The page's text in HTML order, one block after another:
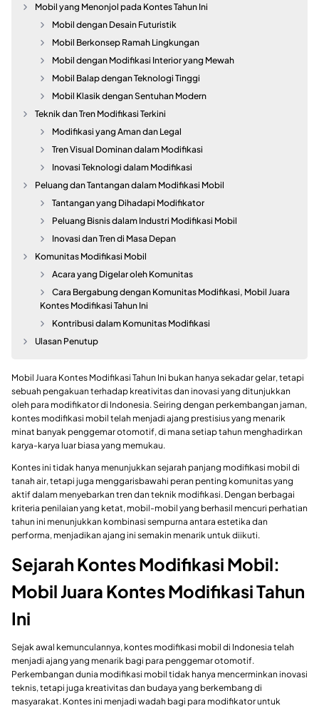
Mobil yang Menonjol pada Kontes Tahun Ini
Mobil dengan Desain Futuristik
Mobil Berkonsep Ramah Lingkungan
Mobil dengan Modifikasi Interior yang Mewah
Mobil Balap dengan Teknologi Tinggi
Mobil Klasik dengan Sentuhan Modern
Teknik dan Tren Modifikasi Terkini
Modifikasi yang Aman dan Legal
Tren Visual Dominan dalam Modifikasi
Inovasi Teknologi dalam Modifikasi
Peluang dan Tantangan dalam Modifikasi Mobil
Tantangan yang Dihadapi Modifikator
Peluang Bisnis dalam Industri Modifikasi Mobil
Inovasi dan Tren di Masa Depan
Komunitas Modifikasi Mobil
Acara yang Digelar oleh Komunitas
Cara Bergabung dengan Komunitas Modifikasi, Mobil Juara
Kontes Modifikasi Tahun Ini
Kontribusi dalam Komunitas Modifikasi
Ulasan Penutup
Mobil Juara Kontes Modifikasi Tahun Ini bukan hanya sekadar gelar, tetapi
sebuah pengakuan terhadap kreativitas dan inovasi yang ditunjukkan
oleh para modifikator di Indonesia. Seiring dengan perkembangan jaman,
kontes modifikasi mobil telah menjadi ajang prestisius yang menarik
minat banyak penggemar otomotif, di mana setiap tahun menghadirkan
karya-karya luar biasa yang memukau.
Kontes ini tidak hanya menunjukkan sejarah panjang modifikasi mobil di
tanah air, tetapi juga menggarisbawahi peran penting komunitas yang
aktif dalam menyebarkan tren dan teknik modifikasi. Dengan berbagai
kriteria penilaian yang ketat, mobil-mobil yang berhasil mencuri perhatian
tahun ini menunjukkan kombinasi sempurna antara estetika dan
performa, menjadikan ajang ini semakin menarik untuk diikuti.
Sejarah Kontes Modifikasi Mobil:
Mobil Juara Kontes Modifikasi Tahun
Ini
Sejak awal kemunculannya, kontes modifikasi mobil di Indonesia telah
menjadi ajang yang menarik bagi para penggemar otomotif.
Perkembangan dunia modifikasi mobil tidak hanya mencerminkan inovasi
teknis, tetapi juga kreativitas dan budaya yang berkembang di
masyarakat. Kontes ini menjadi wadah bagi para modifikator untuk